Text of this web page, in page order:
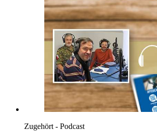
Zugehört - Podcast